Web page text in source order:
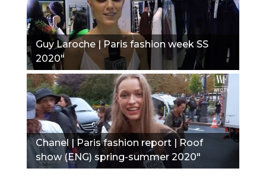
Guy Laroche | Paris fashion week SS
2020"
Chanel | Paris fashion report | Roof
show (ENG) spring-summer 2020"